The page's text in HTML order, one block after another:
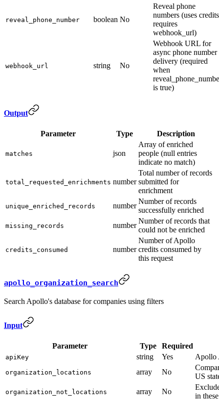
reveal_phone_number boolean No
Reveal phone
numbers (uses
requires
webhook_url)
webhook_url string No
Webhook URL for
async phone number
delivery (required
when
is true)
Output
Parameter Type Description
matches json
Array of enriched
people (null entries
indicate no match)
total_requested_enrichments number
Total number of records
submitted for
enrichment
unique_enriched_records number
Number of records
successfully enriched
missing_records number
Number of records that
could not be enriched
credits_consumed number
Number of Apollo
credits consumed by
this request
apollo_organization_search
Search Apollo's database for companies using filters
Input
Parameter Type Required
apiKey string Yes Apollo
organization_locations array No
US
organization_not_locations array No
in